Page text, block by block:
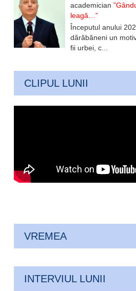
academician
leagă…”
Începutul anului
dărăbăneni un
fii urbei, c...
CLIPUL LUNII
VREMEA
INTERVIUL LUNII